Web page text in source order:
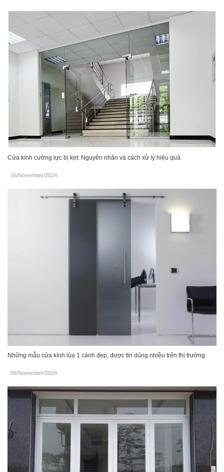
Cửa kính cường lực bị kẹt: Nguyên nhân và cách xử lý hiệu quả
16/November/2024
Những mẫu cửa kính lùa 1 cánh đẹp, được tin dùng nhiều trên thị trường
08/November/2024